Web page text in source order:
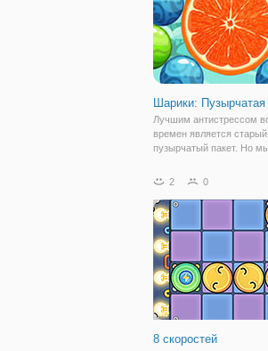
Шарики: Пузырчатая
Лучшим антистрессом
времен является
пузырчатый пакет. Но
поможет вам
говорим об онлайн игре
Пузырчатая История".
2 0
8 скоростей